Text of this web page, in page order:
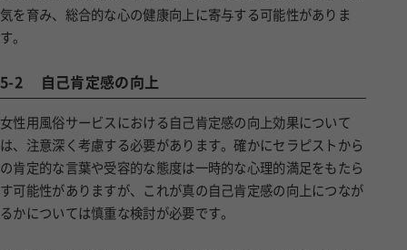
気を育み、総合的な心の健康向上に寄与する可能性がありま
す。
5-2 自己肯定感の向上
女性用風俗サービスにおける自己肯定感の向上効果について
は、注意深く考慮する必要があります。確かにセラピストから
の肯定的な言葉や受容的な態度は一時的な心理的満足をもたら
す可能性がありますが、これが真の自己肯定感の向上につなが
るかについては慎重な検討が必要です。